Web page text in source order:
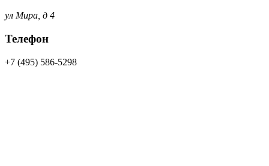
ул Мира, д 4
Телефон
+7 (495) 586-5298